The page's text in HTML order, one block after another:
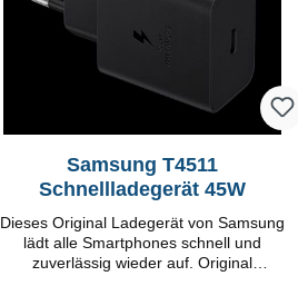
Samsung T4511
Schnellladegerät 45W
Dieses Original Ladegerät von Samsung
lädt alle Smartphones schnell und
zuverlässig wieder auf. Original